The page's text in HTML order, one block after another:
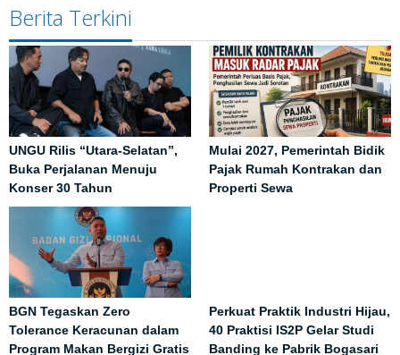
Berita Terkini
UNGU Rilis “Utara-Selatan”,
Buka Perjalanan Menuju
Konser 30 Tahun
Mulai 2027, Pemerintah Bidik
Pajak Rumah Kontrakan dan
Properti Sewa
BGN Tegaskan Zero
Tolerance Keracunan dalam
Program Makan Bergizi Gratis
Perkuat Praktik Industri Hijau,
40 Praktisi IS2P Gelar Studi
Banding ke Pabrik Bogasari